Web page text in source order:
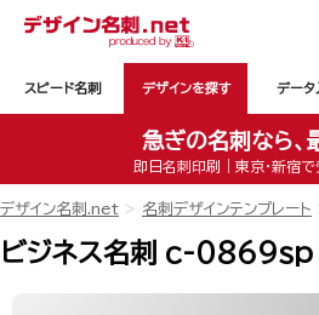
スピード名刺 デザインを探す データ
急ぎの名刺なら
即日名刺印刷｜東京・新宿で
デザイン名刺.net 名刺デザインテンプレート
ビジネス名刺 c-0869sp